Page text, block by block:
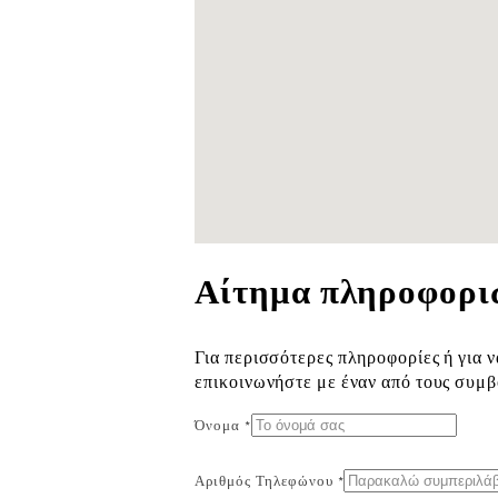
Αίτημα
Για περισσότερες πληροφορίες ή για
επικοινωνήστε με έναν από τους
Όνομα *
Αριθμός Τηλεφώνου *